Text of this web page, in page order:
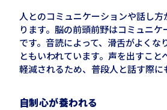
人とのコミュニケーションや話し
ります。脳の前頭前野はコミュニ
です。音読によって、滑舌がよくな
ともいわれています。声を出すこと
軽減されるため、普段人と話す際に
自制心が養われる